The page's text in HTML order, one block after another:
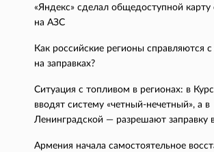
«Яндекс» сделал общедоступной карту
на АЗС
Как российские регионы справляются
на заправках?
Ситуация с топливом в регионах: в
вводят систему «четный-нечетный», а в
Ленинградской — разрешают заправку
Армения начала самостоятельное